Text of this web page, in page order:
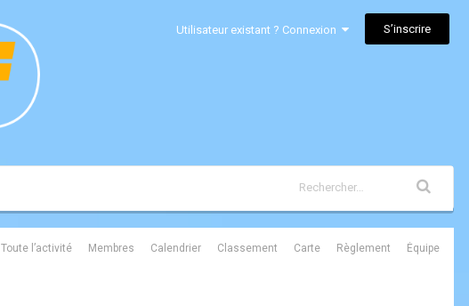
Utilisateur existant ? Connexion S’inscrire
Toute l’activité Membres Calendrier Classement Carte Règlement Équipe